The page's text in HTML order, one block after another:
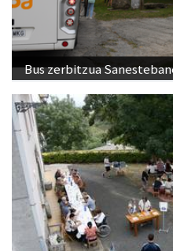
Bus zerbitzua